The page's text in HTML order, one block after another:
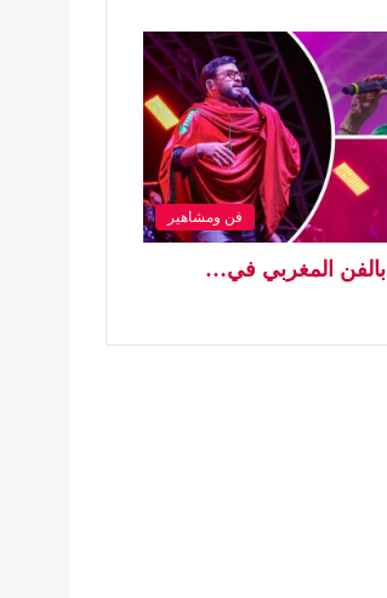
فن ومشاهير
بالفن المغربي في…